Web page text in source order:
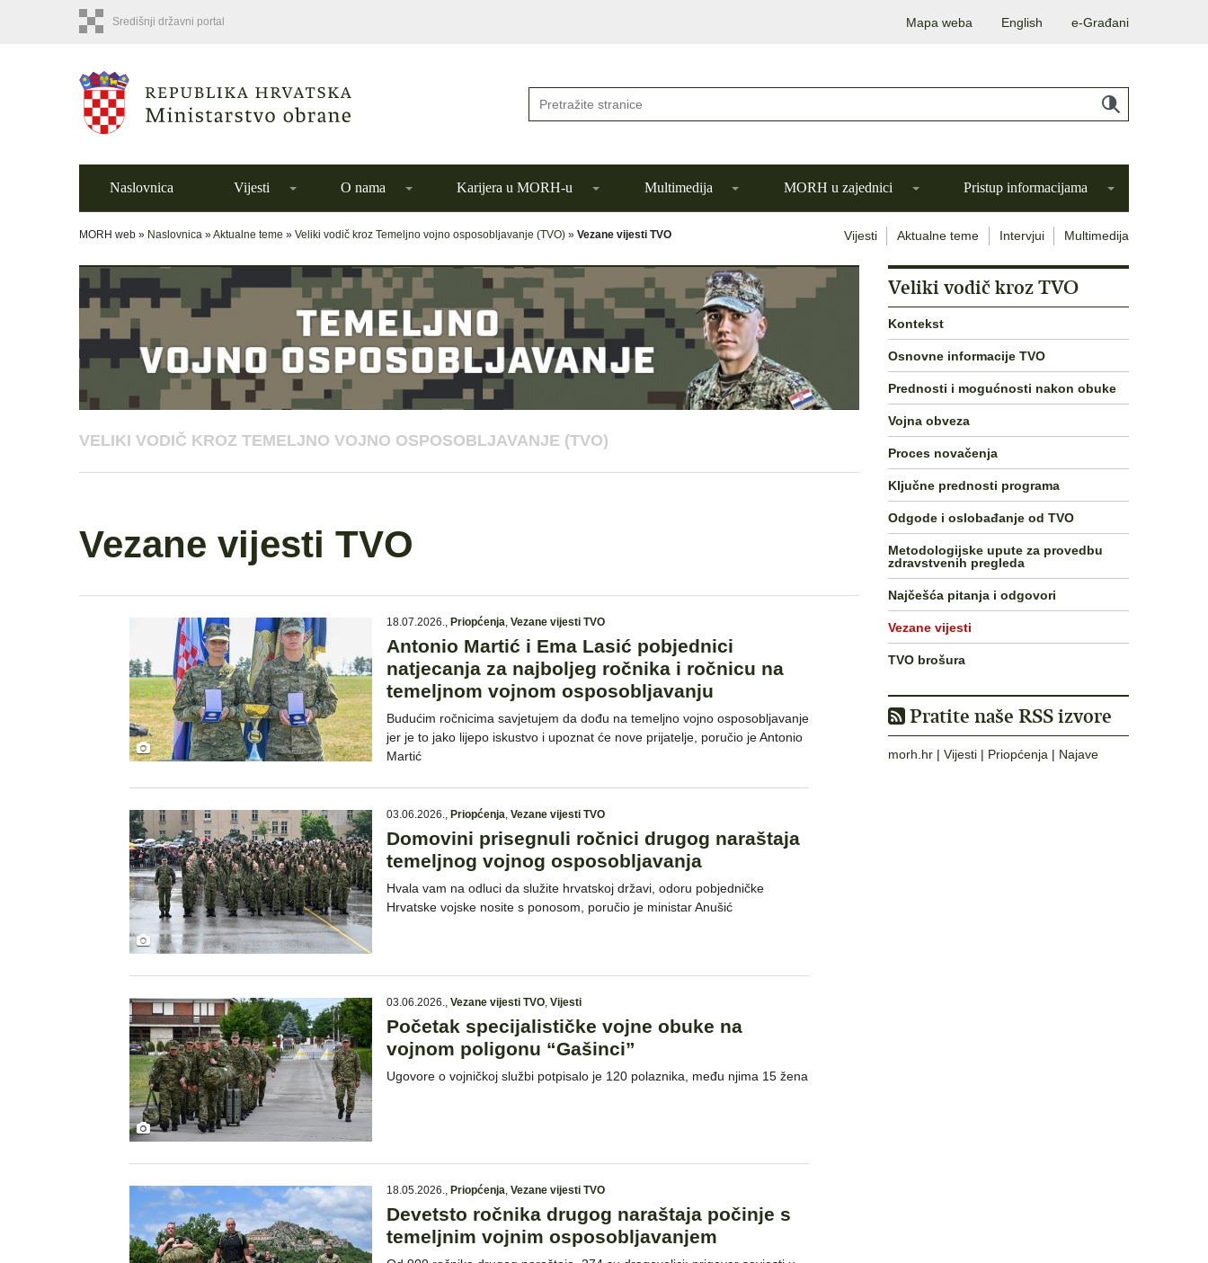
Središnji državni portal Mapa weba English e-Građani
Naslovnica Vijesti O nama Karijera u MORH-u Multimedija MORH u zajednici Pristup informacijama
MORH web » Naslovnica »Aktualne teme » Veliki vodič kroz Temeljno vojno osposobljavanje (TVO) » Vezane vijesti TVO Vijesti Aktualne teme Intervjui Multimedija
VELIKI VODIČ KROZ TEMELJNO VOJNO OSPOSOBLJAVANJE (TVO)
Vezane vijesti TVO
18.07.2026., Priopćenja, Vezane vijesti TVO
Antonio Martić i Ema Lasić pobjednici
natjecanja za najboljeg ročnika i ročnicu na
temeljnom vojnom osposobljavanju
Budućim ročnicima savjetujem da dođu na temeljno vojno osposobljavanje
jer je to jako lijepo iskustvo i upoznat će nove prijatelje, poručio je Antonio
Martić
03.06.2026., Priopćenja, Vezane vijesti TVO
Domovini prisegnuli ročnici drugog naraštaja
temeljnog vojnog osposobljavanja
Hvala vam na odluci da služite hrvatskoj državi, odoru pobjedničke
Hrvatske vojske nosite s ponosom, poručio je ministar Anušić
03.06.2026., Vezane vijesti TVO, Vijesti
Početak specijalističke vojne obuke na
vojnom poligonu “Gašinci”
Ugovore o vojničkoj službi potpisalo je 120 polaznika, među njima 15 žena
18.05.2026., Priopćenja, Vezane vijesti TVO
Devetsto ročnika drugog naraštaja počinje s
temeljnim vojnim osposobljavanjem
Veliki vodič kroz TVO
Kontekst
Osnovne informacije TVO
Prednosti i mogućnosti nakon obuke
Vojna obveza
Proces novačenja
Ključne prednosti programa
Odgode i oslobađanje od TVO
Metodologijske upute za provedbu
zdravstvenih pregleda
Najčešća pitanja i odgovori
Vezane vijesti
TVO brošura
Pratite naše RSS izvore
morh.hr | Vijesti | Priopćenja | Najave